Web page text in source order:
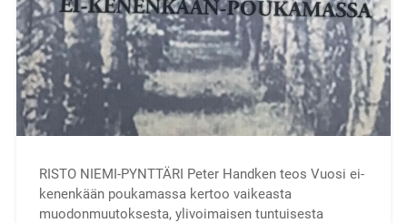
RISTO NIEMI-PYNTTÄRI Peter Handken teos Vuosi ei-
kenenkään poukamassa kertoo vaikeasta
muodonmuutoksesta, ylivoimaisen tuntuisesta